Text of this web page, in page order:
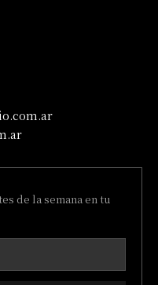
de la semana en tu